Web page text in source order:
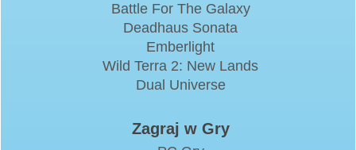
Battle For The Galaxy
Deadhaus Sonata
Emberlight
Wild Terra 2: New Lands
Dual Universe
Zagraj w Gry